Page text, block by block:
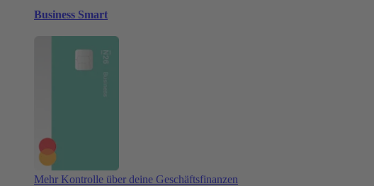
Business Smart
Mehr Kontrolle über deine Geschäftsfinanzen